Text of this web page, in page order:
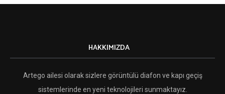
HAKKIMIZDA
Artego ailesi olarak sizlere görüntülü diafon ve kapı geçiş
sistemlerinde en yeni teknolojileri sunmaktayız.